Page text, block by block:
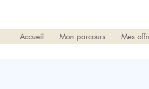
Accueil Mon parcours Mes